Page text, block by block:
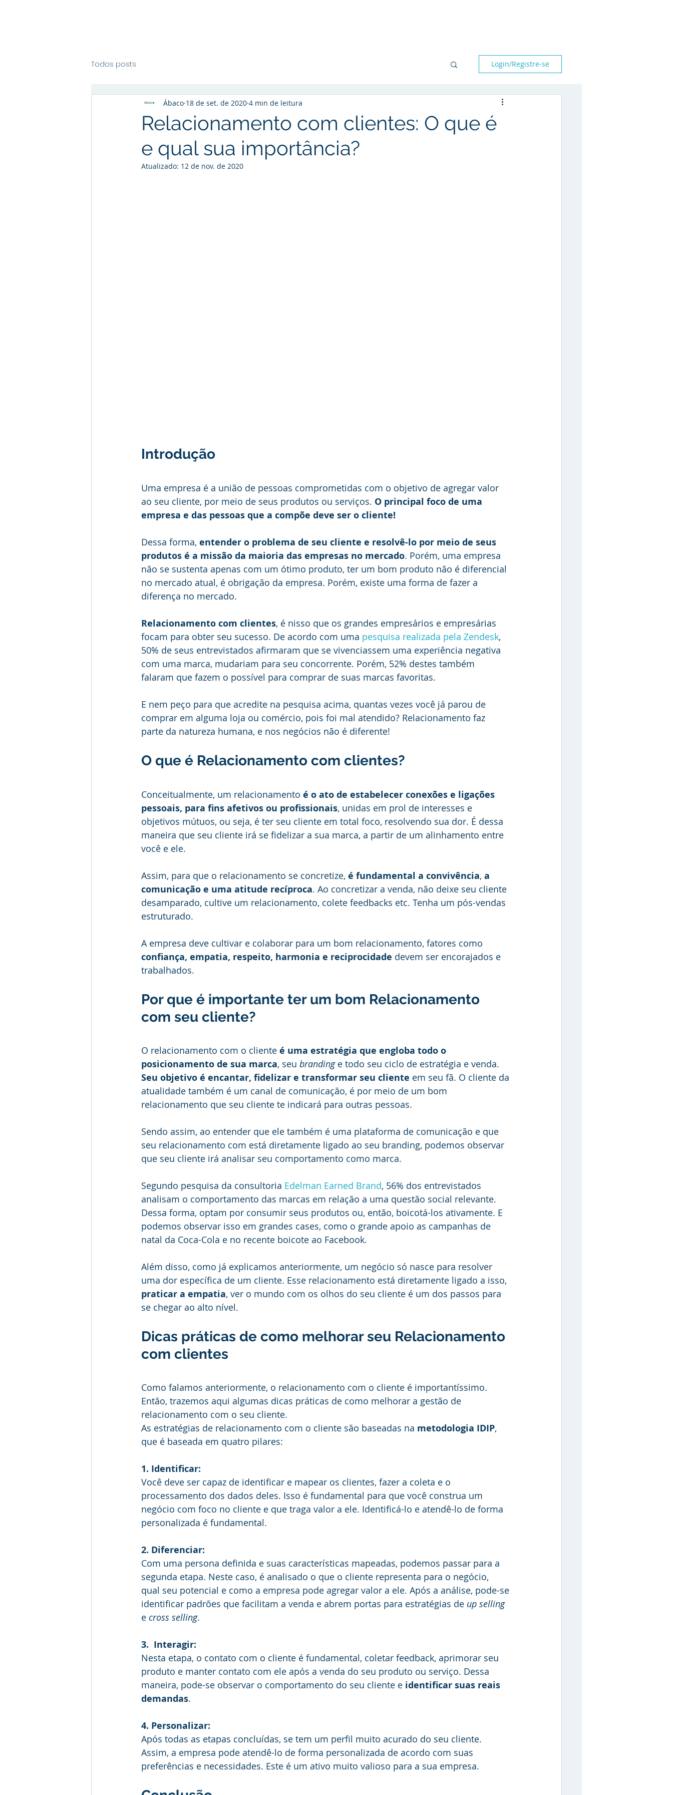
Todos posts Login/Registre-se
Relacionamento com clientes: O que é
e qual sua importância?
Ábaco 18 de set. de 2020 4 min de leitura
Atualizado: 12 de nov. de 2020
Introdução
Uma empresa é a união de pessoas comprometidas com o objetivo de agregar valor
ao seu cliente, por meio de seus produtos ou serviços. O principal foco de uma
empresa e das pessoas que a compõe deve ser o cliente!
Dessa forma, entender o problema de seu cliente e resolvê-lo por meio de seus
produtos é a missão da maioria das empresas no mercado. Porém, uma empresa
não se sustenta apenas com um ótimo produto, ter um bom produto não é diferencial
no mercado atual, é obrigação da empresa. Porém, existe uma forma de fazer a
diferença no mercado.
Relacionamento com clientes, é nisso que os grandes empresários e empresárias
focam para obter seu sucesso. De acordo com uma pesquisa realizada pela Zendesk,
50% de seus entrevistados afirmaram que se vivenciassem uma experiência negativa
com uma marca, mudariam para seu concorrente. Porém, 52% destes também
falaram que fazem o possível para comprar de suas marcas favoritas.
E nem peço para que acredite na pesquisa acima, quantas vezes você já parou de
comprar em alguma loja ou comércio, pois foi mal atendido? Relacionamento faz
parte da natureza humana, e nos negócios não é diferente!
O que é Relacionamento com clientes?
Conceitualmente, um relacionamento é o ato de estabelecer conexões e ligações
pessoais, para fins afetivos ou profissionais, unidas em prol de interesses e
objetivos mútuos, ou seja, é ter seu cliente em total foco, resolvendo sua dor. É dessa
maneira que seu cliente irá se fidelizar a sua marca, a partir de um alinhamento entre
você e ele.
Assim, para que o relacionamento se concretize, é fundamental a convivência, a
comunicação e uma atitude recíproca. Ao concretizar a venda, não deixe seu cliente
desamparado, cultive um relacionamento, colete feedbacks etc. Tenha um pós-vendas
estruturado.
A empresa deve cultivar e colaborar para um bom relacionamento, fatores como
confiança, empatia, respeito, harmonia e reciprocidade devem ser encorajados e
trabalhados.
Por que é importante ter um bom Relacionamento
com seu cliente?
O relacionamento com o cliente é uma estratégia que engloba todo o
posicionamento de sua marca, seu branding e todo seu ciclo de estratégia e venda.
Seu objetivo é encantar, fidelizar e transformar seu cliente em seu fã. O cliente da
atualidade também é um canal de comunicação, é por meio de um bom
relacionamento que seu cliente te indicará para outras pessoas.
Sendo assim, ao entender que ele também é uma plataforma de comunicação e que
seu relacionamento com está diretamente ligado ao seu branding, podemos observar
que seu cliente irá analisar seu comportamento como marca.
Segundo pesquisa da consultoria Edelman Earned Brand, 56% dos entrevistados
analisam o comportamento das marcas em relação a uma questão social relevante.
Dessa forma, optam por consumir seus produtos ou, então, boicotá-los ativamente. E
podemos observar isso em grandes cases, como o grande apoio as campanhas de
natal da Coca-Cola e no recente boicote ao Facebook.
Além disso, como já explicamos anteriormente, um negócio só nasce para resolver
uma dor específica de um cliente. Esse relacionamento está diretamente ligado a isso,
praticar a empatia, ver o mundo com os olhos do seu cliente é um dos passos para
se chegar ao alto nível.
Dicas práticas de como melhorar seu Relacionamento
com clientes
Como falamos anteriormente, o relacionamento com o cliente é importantíssimo.
Então, trazemos aqui algumas dicas práticas de como melhorar a gestão de
relacionamento com o seu cliente.
As estratégias de relacionamento com o cliente são baseadas na metodologia IDIP,
que é baseada em quatro pilares:
1. Identificar:
Você deve ser capaz de identificar e mapear os clientes, fazer a coleta e o
processamento dos dados deles. Isso é fundamental para que você construa um
negócio com foco no cliente e que traga valor a ele. Identificá-lo e atendê-lo de forma
personalizada é fundamental.
2. Diferenciar:
Com uma persona definida e suas características mapeadas, podemos passar para a
segunda etapa. Neste caso, é analisado o que o cliente representa para o negócio,
qual seu potencial e como a empresa pode agregar valor a ele. Após a análise, pode-se
identificar padrões que facilitam a venda e abrem portas para estratégias de up selling
e cross selling.
3. Interagir:
Nesta etapa, o contato com o cliente é fundamental, coletar feedback, aprimorar seu
produto e manter contato com ele após a venda do seu produto ou serviço. Dessa
maneira, pode-se observar o comportamento do seu cliente e identificar suas reais
demandas.
4. Personalizar:
Após todas as etapas concluídas, se tem um perfil muito acurado do seu cliente.
Assim, a empresa pode atendê-lo de forma personalizada de acordo com suas
preferências e necessidades. Este é um ativo muito valioso para a sua empresa.